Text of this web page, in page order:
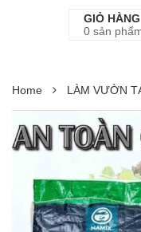
GIỎ HÀNG
0 sản
Home LÀM VƯỜN